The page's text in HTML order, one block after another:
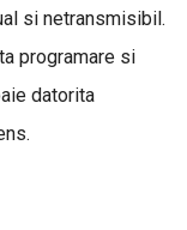
si netransmisibil.
programare si
datorita